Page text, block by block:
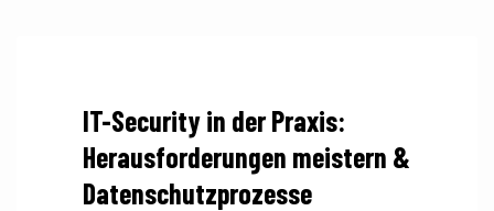
IT-Security in der Praxis:
Herausforderungen meistern &
Datenschutzprozesse